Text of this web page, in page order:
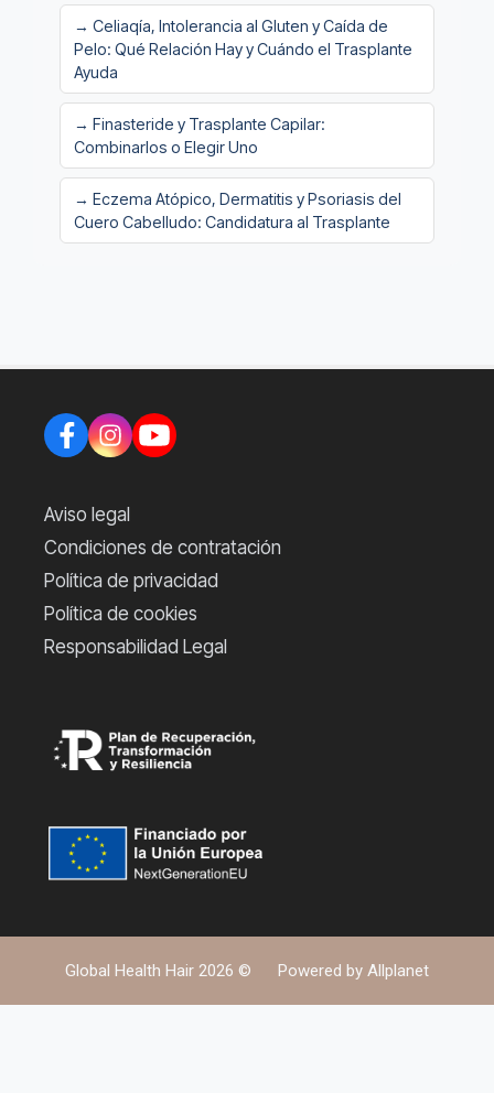
→ Celiaqía, Intolerancia al Gluten y Caída de
Pelo: Qué Relación Hay y Cuándo el Trasplante
Ayuda
→ Finasteride y Trasplante Capilar:
Combinarlos o Elegir Uno
→ Eczema Atópico, Dermatitis y Psoriasis del
Cuero Cabelludo: Candidatura al Trasplante
Aviso legal
Condiciones de contratación
Política de privacidad
Política de cookies
Responsabilidad Legal
Global Health Hair 2026 © Powered by Allplanet